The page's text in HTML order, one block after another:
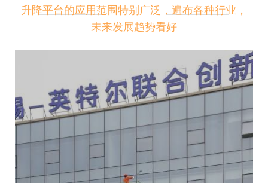
升降平台的应用范围特别广泛，遍布各种行业，
未来发展趋势看好